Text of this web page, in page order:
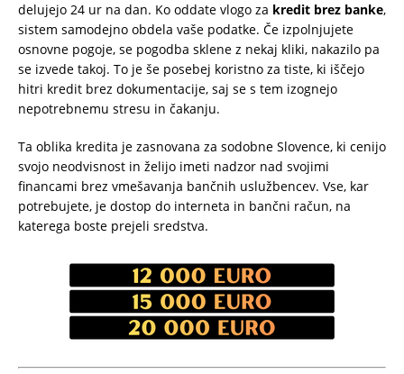
delujejo 24 ur na dan. Ko oddate vlogo za kredit brez banke,
sistem samodejno obdela vaše podatke. Če izpolnjujete
osnovne pogoje, se pogodba sklene z nekaj kliki, nakazilo pa
se izvede takoj. To je še posebej koristno za tiste, ki iščejo
hitri kredit brez dokumentacije, saj se s tem izognejo
nepotrebnemu stresu in čakanju.
Ta oblika kredita je zasnovana za sodobne Slovence, ki cenijo
svojo neodvisnost in želijo imeti nadzor nad svojimi
financami brez vmešavanja bančnih uslužbencev. Vse, kar
potrebujete, je dostop do interneta in bančni račun, na
katerega boste prejeli sredstva.